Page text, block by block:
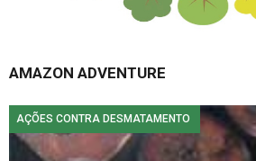
AMAZON ADVENTURE
AÇÕES CONTRA DESMATAMENTO